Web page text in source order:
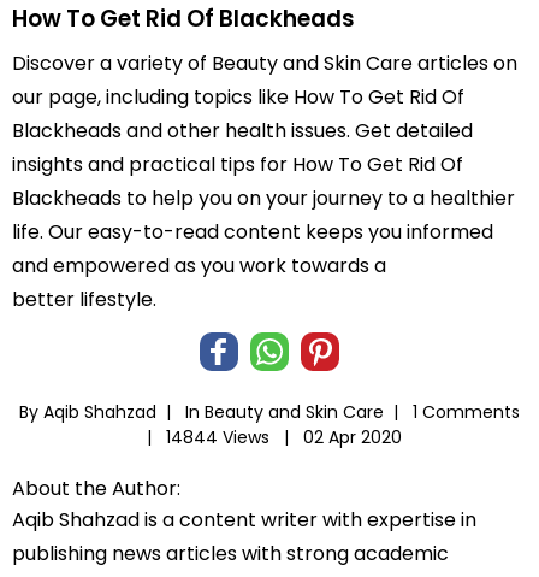
How To Get Rid Of Blackheads
Discover a variety of Beauty and Skin Care articles on
our page, including topics like How To Get Rid Of
Blackheads and other health issues. Get detailed
insights and practical tips for How To Get Rid Of
Blackheads to help you on your journey to a healthier
life. Our easy-to-read content keeps you informed
and empowered as you work towards a
better lifestyle.
By Aqib Shahzad | In Beauty and Skin Care |
1 Comments
|
14844 Views | 02 Apr 2020
About the Author:
Aqib Shahzad is a content writer with expertise in
publishing news articles with strong academic